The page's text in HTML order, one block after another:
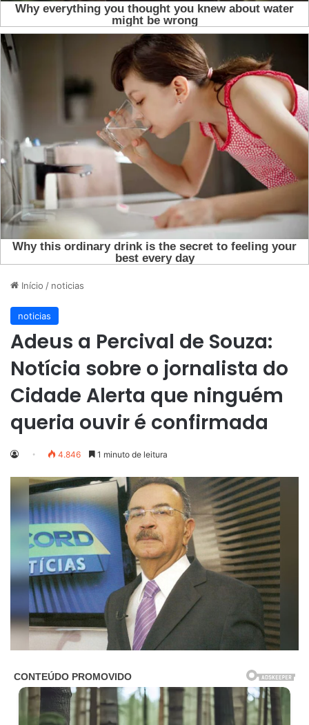
Início / noticias
noticias
Adeus a Percival de Souza:
Notícia sobre o jornalista do
Cidade Alerta que ninguém
queria ouvir é confirmada
4.846 1 minuto de leitura